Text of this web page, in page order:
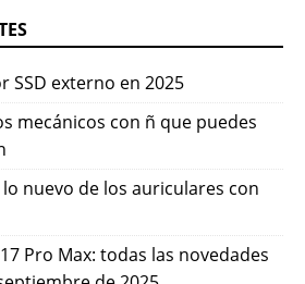
SSD externo en 2025
mecánicos con ñ que puedes
nuevo de los auriculares con
Pro Max: todas las novedades